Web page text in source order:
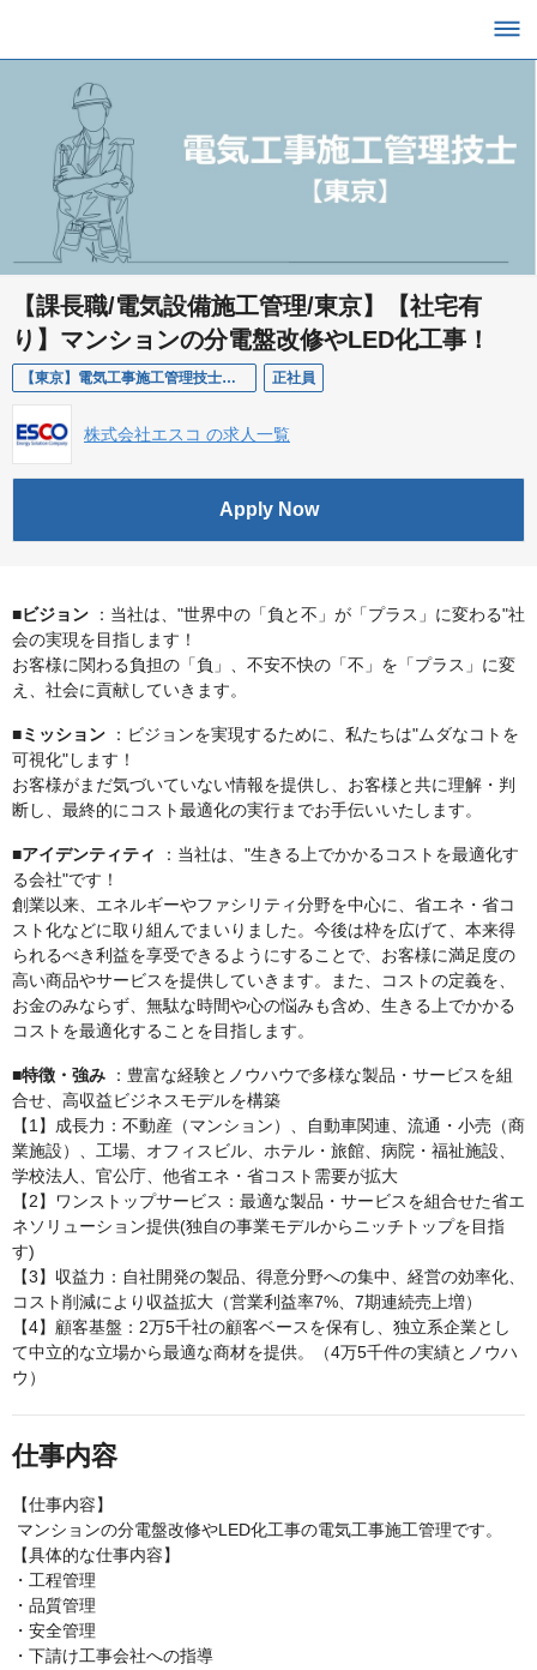
【課長職/電気設備施工管理/東京】【社宅有
り】マンションの分電盤改修やLED化工事！
【東京】電気工事施工管理技士（マネジメント） 正社員
株式会社エスコ の求人一覧
Apply Now
■ビジョン ：当社は、"世界中の「負と不」が「プラス」に変わる"社
会の実現を目指します！
お客様に関わる負担の「負」、不安不快の「不」を「プラス」に変
え、社会に貢献していきます。
■ミッション ：ビジョンを実現するために、私たちは"ムダなコトを
可視化"します！
お客様がまだ気づいていない情報を提供し、お客様と共に理解・判
断し、最終的にコスト最適化の実行までお手伝いいたします。
■アイデンティティ
：当社は、"生きる上でかかるコストを最適化す
る会社"です！
創業以来、エネルギーやファシリティ分野を中心に、省エネ・省コ
スト化などに取り組んでまいりました。今後は枠を広げて、本来得
られるべき利益を享受できるようにすることで、お客様に満足度の
高い商品やサービスを提供していきます。また、コストの定義を、
お金のみならず、無駄な時間や心の悩みも含め、生きる上でかかる
コストを最適化することを目指します。
■特徴・強み ：豊富な経験とノウハウで多様な製品・サービスを組
合せ、高収益ビジネスモデルを構築
【1】成長力：不動産（マンション）、自動車関連、流通・小売（商
業施設）、工場、オフィスビル、ホテル・旅館、病院・福祉施設、
学校法人、官公庁、他省エネ・省コスト需要が拡大
【2】ワンストップサービス：最適な製品・サービスを組合せた省エ
ネソリューション提供(独自の事業モデルからニッチトップを目指
す)
【3】収益力：自社開発の製品、得意分野への集中、経営の効率化、
コスト削減により収益拡大（営業利益率7%、7期連続売上増）
【4】顧客基盤：2万5千社の顧客ベースを保有し、独立系企業とし
て中立的な立場から最適な商材を提供。（4万5千件の実績とノウハ
ウ）
仕事内容
【仕事内容】
マンションの分電盤改修やLED化工事の電気工事施工管理です。
【具体的な仕事内容】
・工程管理
・品質管理
・安全管理
・下請け工事会社への指導